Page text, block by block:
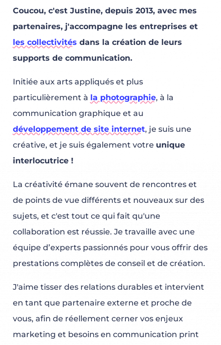
Coucou, c'est Justine, depuis 2013, avec mes
partenaires, j'accompagne les entreprises et
les collectivités dans la création de leurs
supports de communication.
Initiée aux arts appliqués et plus
particulièrement à la photographie, à la
communication graphique et au
développement de site internet, je suis une
créative, et je suis également votre unique
interlocutrice !
La créativité émane souvent de rencontres et
de points de vue différents et nouveaux sur des
sujets, et c'est tout ce qui fait qu'une
collaboration est réussie. Je travaille avec une
équipe d’experts passionnés pour vous offrir des
prestations complètes de conseil et de création.
J'aime tisser des relations durables et intervient
en tant que partenaire externe et proche de
vous, afin de réellement cerner vos enjeux
marketing et besoins en communication print